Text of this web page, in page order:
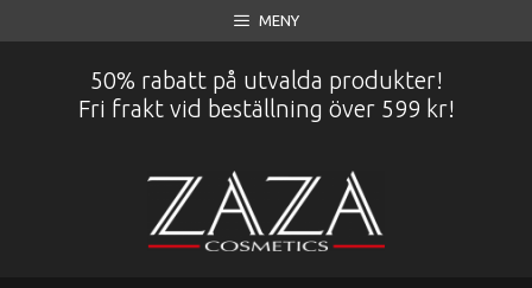
till
MENY
50% rabatt på utvalda produkter!
Fri frakt vid beställning över 599 kr!